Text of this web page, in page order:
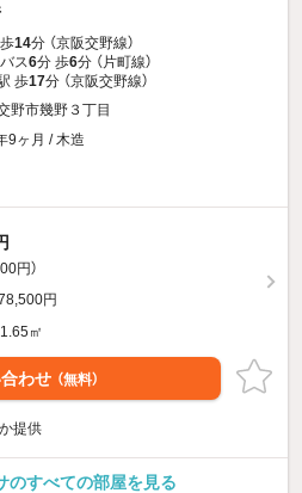
14分 （京阪交野線）
ス6分 歩6分 （片町線）
歩17分 （京阪交野線）
野市幾野３丁目
9ヶ月 / 木造
円）
円
㎡
わせ （無料）
提供
のすべての部屋を見る